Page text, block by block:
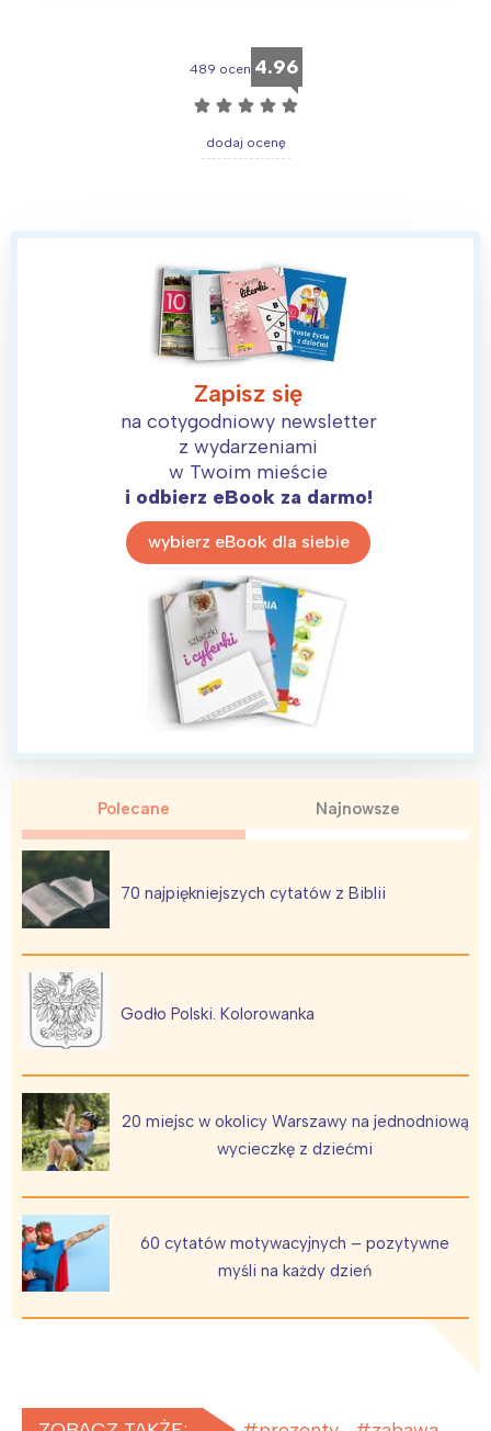
489 ocen 4.96
☆ ☆ ☆ ☆ ☆
dodaj ocenę
Zapisz się
na cotygodniowy newsletter
z wydarzeniami
w Twoim mieście
i odbierz eBook za darmo!
wybierz eBook dla siebie
Polecane Najnowsze
70 najpiękniejszych cytatów z Biblii
Godło Polski. Kolorowanka
20 miejsc w okolicy Warszawy na jednodniową
wycieczkę z dziećmi
60 cytatów motywacyjnych – pozytywne
myśli na każdy dzień